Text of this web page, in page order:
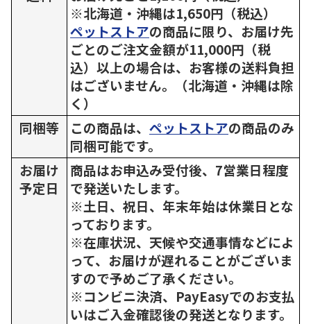
※北海道・沖縄は1,650円（税込）
ペットストアの商品に限り、お届け先
ごとのご注文金額が11,000円（税
込）以上の場合は、お客様の送料負担
はございません。（北海道・沖縄は除
く）
同梱等
この商品は、 ペットストアの商品のみ
同梱可能です。
お届け
予定日
商品はお申込み受付後、7営業日程度
で発送いたします。
※土日、祝日、年末年始は休業日とな
っております。
※在庫状況、天候や交通事情などによ
って、お届けが遅れることがございま
すので予めご了承ください。
※コンビニ決済、PayEasyでのお支払
いはご入金確認後の発送となります。